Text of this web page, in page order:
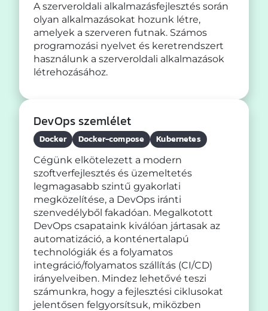
A szerveroldali alkalmazásfejlesztés során
olyan alkalmazásokat hozunk létre,
amelyek a szerveren futnak. Számos
programozási nyelvet és keretrendszert
használunk a szerveroldali alkalmazások
létrehozásához.
DevOps szemlélet
Docker Docker-compose Kubernetes
Cégünk elkötelezett a modern
szoftverfejlesztés és üzemeltetés
legmagasabb szintű gyakorlati
megközelítése, a DevOps iránti
szenvedélyből fakadóan. Megalkotott
DevOps csapataink kiválóan jártasak az
automatizáció, a konténertalapú
technológiák és a folyamatos
integráció/folyamatos szállítás (CI/CD)
irányelveiben. Mindez lehetővé teszi
számunkra, hogy a fejlesztési ciklusokat
jelentősen felgyorsítsuk, miközben